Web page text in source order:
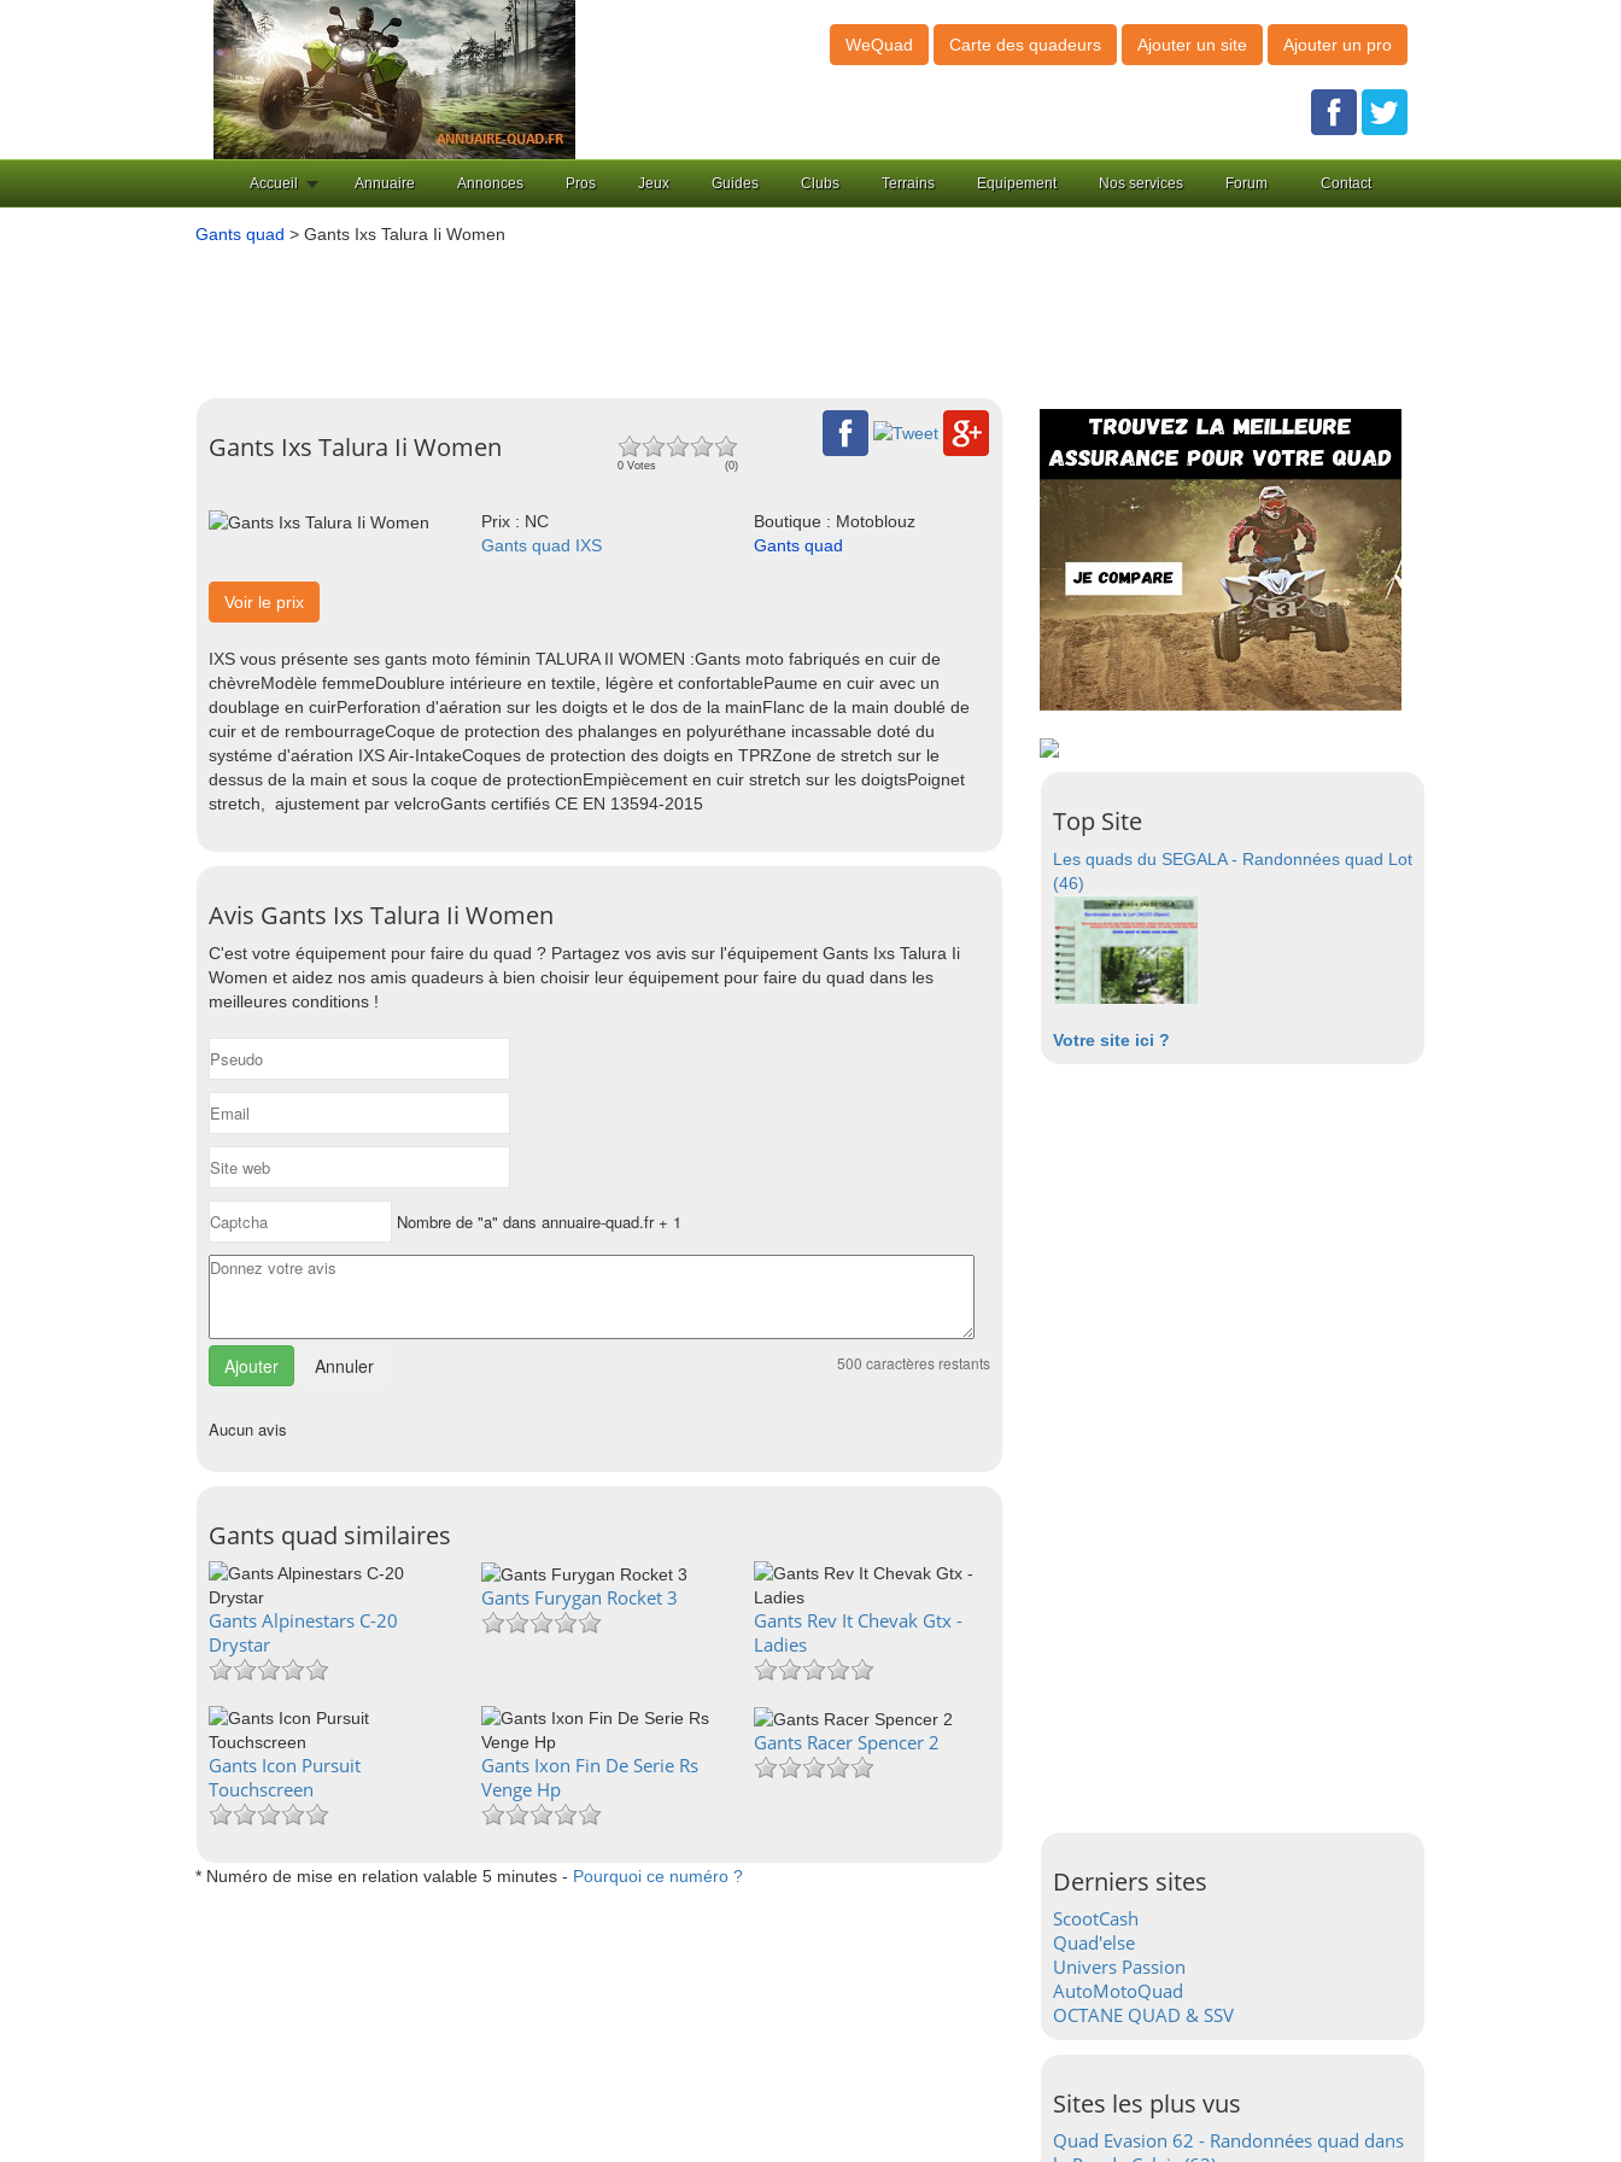
WeQuad Carte des quadeurs Ajouter un site Ajouter un pro
Accueil Annuaire Annonces Pros Jeux Guides Clubs Terrains Equipement Nos services Forum Contact
Gants quad > Gants Ixs Talura Ii Women
Gants Ixs Talura Ii Women
0 Votes (0)
Prix : NC
Boutique : Motoblouz
Gants quad IXS
Gants quad
Voir le prix
IXS vous présente ses gants moto féminin TALURA II WOMEN :Gants moto fabriqués en cuir de
chèvreModèle femmeDoublure intérieure en textile, légère et confortablePaume en cuir avec un
doublage en cuirPerforation d'aération sur les doigts et le dos de la mainFlanc de la main doublé de
cuir et de rembourrageCoque de protection des phalanges en polyuréthane incassable doté du
systéme d'aération IXS Air-IntakeCoques de protection des doigts en TPRZone de stretch sur le
dessus de la main et sous la coque de protectionEmpiècement en cuir stretch sur les doigtsPoignet
stretch, ajustement par velcroGants certifiés CE EN 13594-2015
Avis Gants Ixs Talura Ii Women
C'est votre équipement pour faire du quad ? Partagez vos avis sur l'équipement Gants Ixs Talura Ii
Women et aidez nos amis quadeurs à bien choisir leur équipement pour faire du quad dans les
meilleures conditions !
Nombre de "a" dans annuaire-quad.fr + 1
Annuler 500 caractères restants
Aucun avis
Gants quad similaires
Gants Alpinestars C-20
Drystar
Gants Furygan Rocket 3
Gants Rev It Chevak Gtx -
Ladies
Gants Icon Pursuit
Touchscreen
Gants Ixon Fin De Serie Rs
Venge Hp
Gants Racer Spencer 2
* Numéro de mise en relation valable 5 minutes - Pourquoi ce numéro ?
Top Site
Les quads du SEGALA - Randonnées quad Lot
(46)
Votre site ici ?
Derniers sites
ScootCash
Quad'else
Univers Passion
AutoMotoQuad
OCTANE QUAD & SSV
Sites les plus vus
Quad Evasion 62 - Randonnées quad dans